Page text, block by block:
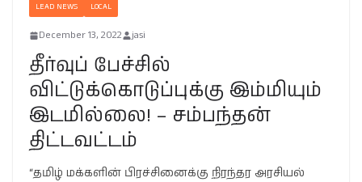
LEAD NEWS LOCAL
December 13, 2022 jasi
தீர்வுப் பேச்சில்
விட்டுக்கொடுப்புக்கு இம்மியும்
இடமில்லை! – சம்பந்தன்
திட்டவட்டம்
“தமிழ் மக்களின் பிரச்சினைக்கு நிரந்தர அரசியல்